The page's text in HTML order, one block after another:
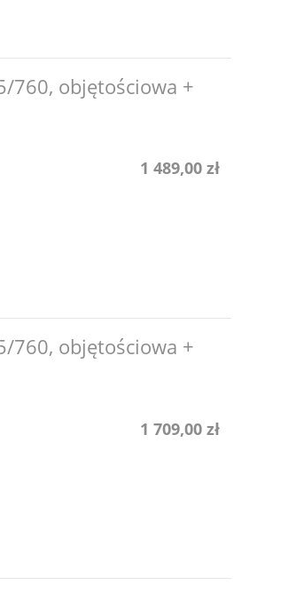
760, objętościowa +
1 489,00 zł
760, objętościowa +
1 709,00 zł